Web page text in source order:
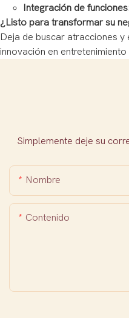
Integración de
¿Listo para transformar su
Deja de buscar atracciones
innovación en
Simplemente deje su
Nombre
Contenido